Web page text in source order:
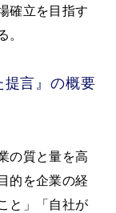
確立を目指す
。
提言』の概要
の質と量を高
的を企業の経
と」「自社が